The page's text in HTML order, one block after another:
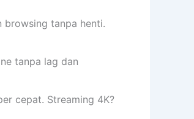
browsing tanpa henti.
tanpa lag dan
cepat. Streaming 4K?